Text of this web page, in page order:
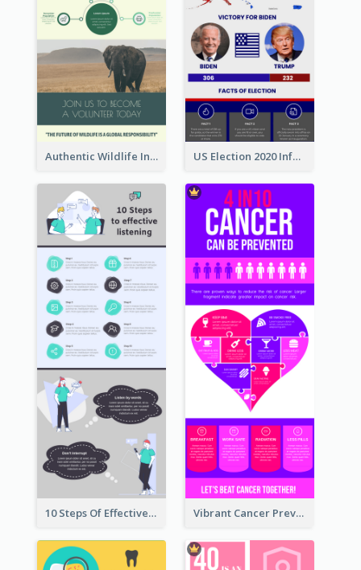
Authentic Wildlife Information Infographic Poster Design US Election 2020 Infographic
10 Steps Of Effective Listening Infographic Vibrant Cancer Prevention Infographic Design Idea